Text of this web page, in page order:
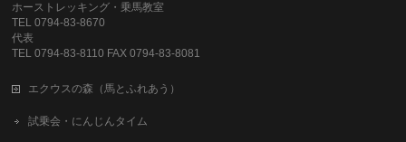
ホーストレッキング・乗馬教室
TEL 0794-83-8670
代表
TEL 0794-83-8110 FAX 0794-83-8081
エクウスの森（馬とふれあう）
試乗会・にんじんタイム